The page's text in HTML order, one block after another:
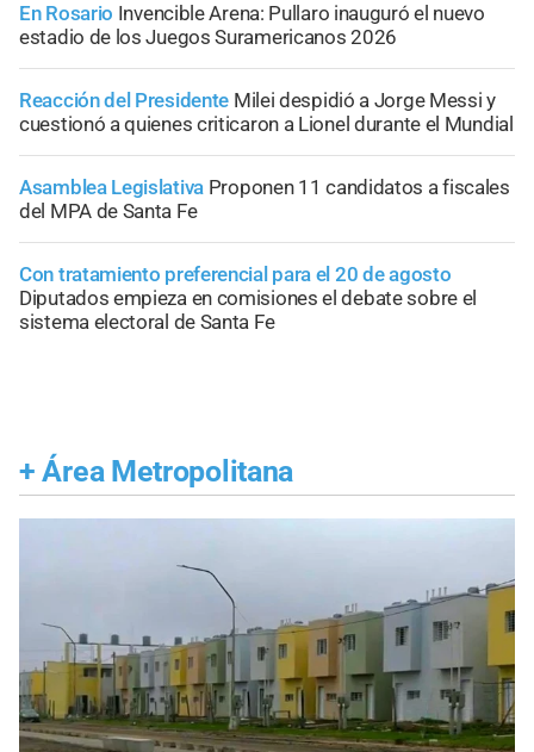
En Rosario Invencible Arena: Pullaro inauguró el nuevo
estadio de los Juegos Suramericanos 2026
Reacción del Presidente Milei despidió a Jorge Messi y
cuestionó a quienes criticaron a Lionel durante el Mundial
Asamblea Legislativa Proponen 11 candidatos a fiscales
del MPA de Santa Fe
Con tratamiento preferencial para el 20 de agosto
Diputados empieza en comisiones el debate sobre el
sistema electoral de Santa Fe
+ Área Metropolitana